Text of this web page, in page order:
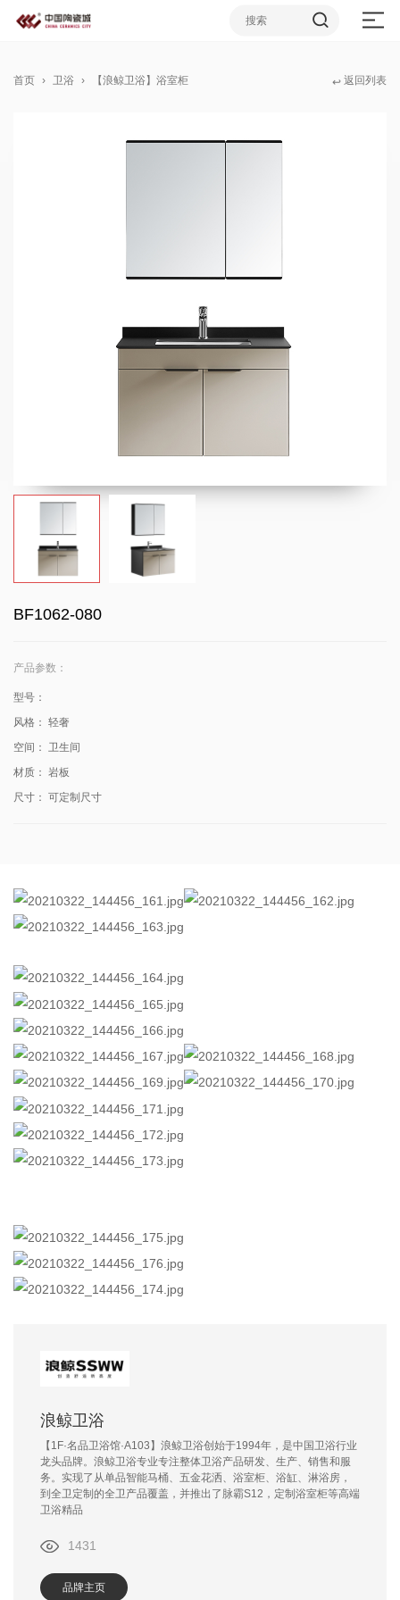
首页 卫浴 【浪鲸卫浴】浴室柜 ↩ 返回列表
BF1062-080
产品参数：
型号：
风格： 轻奢
空间： 卫生间
材质： 岩板
尺寸： 可定制尺寸
浪鲸卫浴
【1F·名品卫浴馆·A103】浪鲸卫浴创始于1994年，是中国卫浴行业
龙头品牌。浪鲸卫浴专业专注整体卫浴产品研发、生产、销售和服
务。实现了从单品智能马桶、五金花洒、浴室柜、浴缸、淋浴房，
到全卫定制的全卫产品覆盖，并推出了脉霸S12，定制浴室柜等高端
卫浴精品
1431
品牌主页